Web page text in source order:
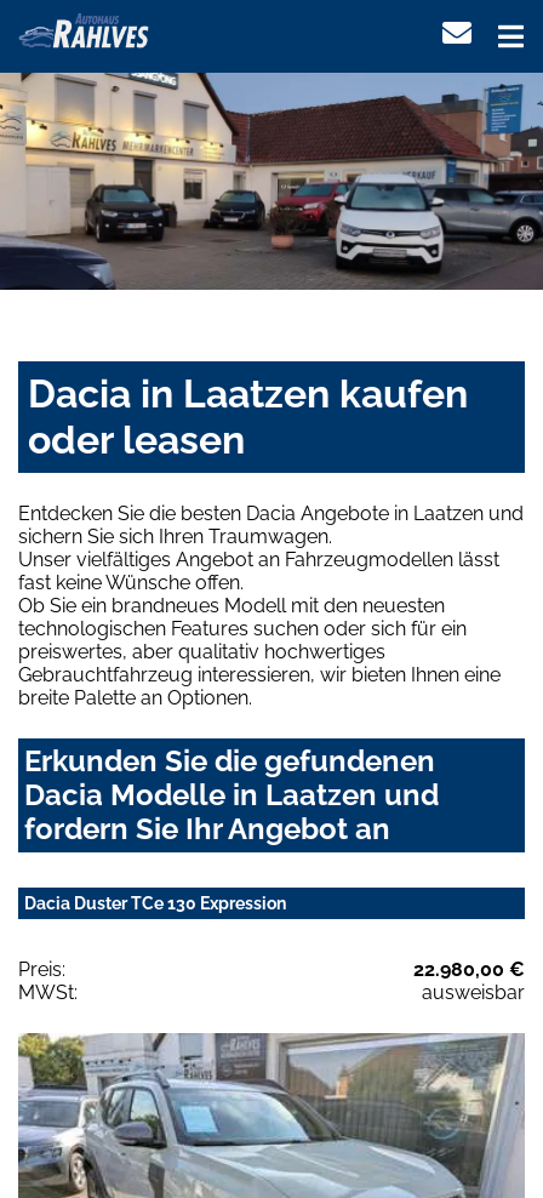
Dacia in Laatzen kaufen
oder leasen
Entdecken Sie die besten Dacia Angebote in Laatzen und
sichern Sie sich Ihren Traumwagen.
Unser vielfältiges Angebot an Fahrzeugmodellen lässt
fast keine Wünsche offen.
Ob Sie ein brandneues Modell mit den neuesten
technologischen Features suchen oder sich für ein
preiswertes, aber qualitativ hochwertiges
Gebrauchtfahrzeug interessieren, wir bieten Ihnen eine
breite Palette an Optionen.
Erkunden Sie die gefundenen
Dacia Modelle in Laatzen und
fordern Sie Ihr Angebot an
Dacia Duster TCe 130 Expression
Preis:
22.980,00 €
MWSt:
ausweisbar